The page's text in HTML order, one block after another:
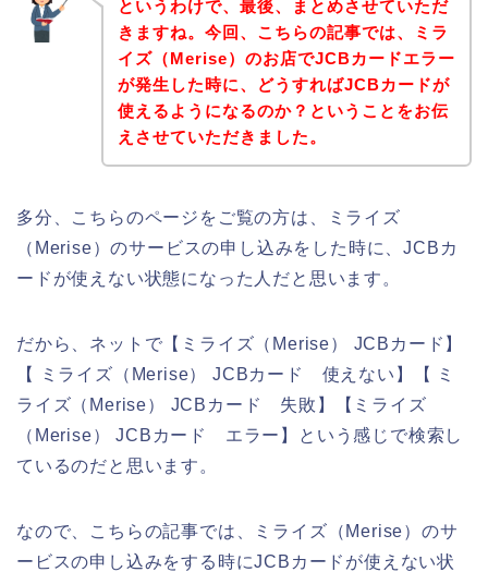
というわけで、最後、まとめさせていただ
きますね。今回、こちらの記事では、ミラ
イズ（Merise）のお店でJCBカードエラー
が発生した時に、どうすればJCBカードが
使えるようになるのか？ということをお伝
えさせていただきました。
多分、こちらのページをご覧の方は、ミライズ
（Merise）のサービスの申し込みをした時に、JCBカ
ードが使えない状態になった人だと思います。
だから、ネットで【ミライズ（Merise） JCBカード】
【 ミライズ（Merise） JCBカード 使えない】【 ミ
ライズ（Merise） JCBカード 失敗】【ミライズ
（Merise） JCBカード エラー】という感じで検索し
ているのだと思います。
なので、こちらの記事では、ミライズ（Merise）のサ
ービスの申し込みをする時にJCBカードが使えない状